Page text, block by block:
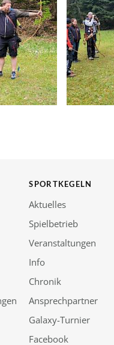
SPORTKEGELN
Aktuelles
Spielbetrieb
Veranstaltungen
Info
Chronik
Ansprechpartner
Galaxy-Turnier
Facebook